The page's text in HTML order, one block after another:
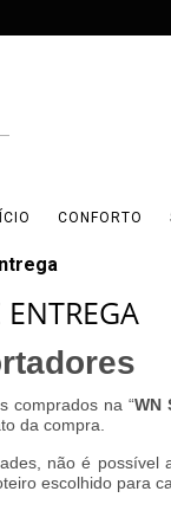
CONFORTO
comprados na “WN
da compra.
não é
escolhido para